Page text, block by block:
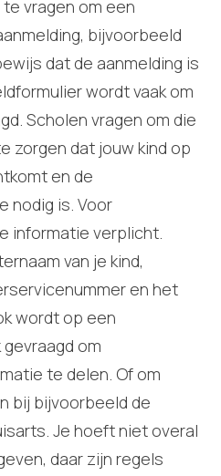
vragen om een
bijvoorbeeld
dat de aanmelding is
wordt vaak om
Scholen vragen om die
zorgen dat jouw kind op
en de
nodig is. Voor
informatie verplicht.
van je kind,
en het
wordt op een
om
te delen. Of om
bij bijvoorbeeld de
Je hoeft niet overal
daar zijn regels